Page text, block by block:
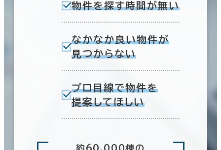
物件を探す時間が無い
なかなか良い物件が
見つからない
プロ目線で物件を
提案してほしい
約60,000棟の